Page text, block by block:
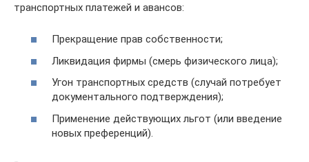
транспортных платежей и авансов:
Прекращение прав собственности;
Ликвидация фирмы (смерь физического лица);
Угон транспортных средств (случай потребует
документального подтверждения);
Применение действующих льгот (или введение
новых преференций).